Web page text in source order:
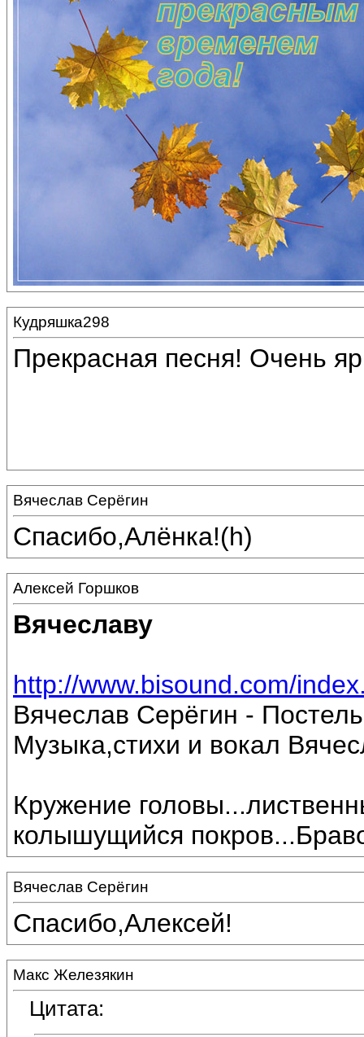
Кудряшка298
Прекрасная песня! Очень
Вячеслав Серёгин
Спасибо,Алёнка!(h)
Алексей Горшков
Вячеславу
http://www.bisound.com/
Вячеслав Серёгин -
Музыка,стихи и вокал
Кружение
колышущийся
Вячеслав Серёгин
Спасибо,Алексей!
Макс Железякин
Цитата: